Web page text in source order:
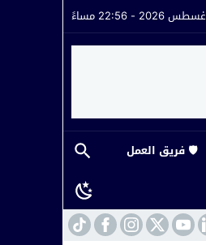
🛡️ فريق العمل
وواقع التدبير بمنطق الولاءات